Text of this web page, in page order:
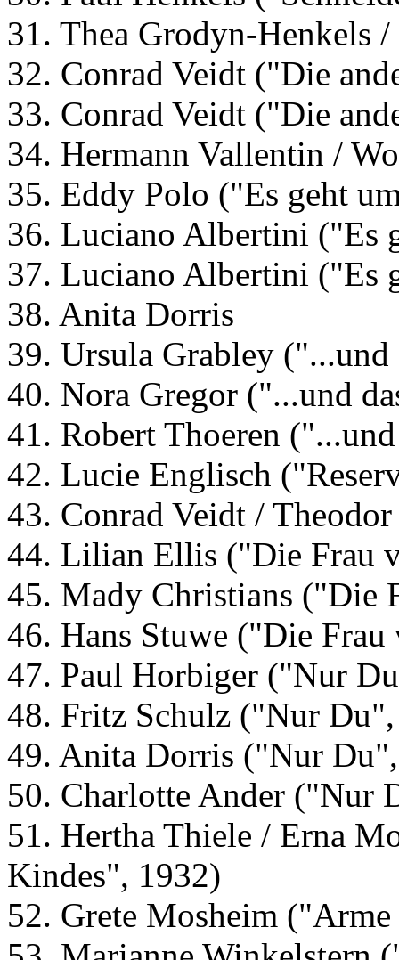
31. Thea Grodyn-Henkels
32. Conrad Veidt ("Die
33. Conrad Veidt ("Die
34. Hermann Vallentin /
35. Eddy Polo ("Es geht
36. Luciano Albertini ("Es
37. Luciano Albertini ("Es
38. Anita Dorris
39. Ursula Grabley
40. Nora Gregor ("...und
41. Robert Thoeren
42. Lucie Englisch
43. Conrad Veidt /
44. Lilian Ellis ("Die Frau
45. Mady Christians ("Die
46. Hans Stuwe ("Die
47. Paul Horbiger ("Nur
48. Fritz Schulz ("Nur
49. Anita Dorris ("Nur
50. Charlotte Ander ("Nur
51. Hertha Thiele / Erna
Kindes", 1932)
52. Grete Mosheim